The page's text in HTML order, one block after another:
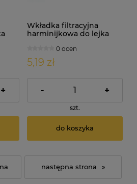
+
Wkładka filtracyjna
harminijkowa do lejka
Średnica: 50cm
0 ocen
5,19 zł
- +
szt.
do koszyka
»